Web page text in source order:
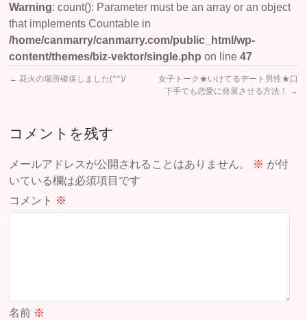
Warning: count(): Parameter must be an array or an object
that implements Countable in
/home/canmarry/canmarry.com/public_html/wp-
content/themes/biz-vektor/single.php on line47
← 花火の場所確保しました(^^)/
女子トーク★いけてるデート男性★口
下手でも恋愛に発展させる方法！
→
コメントを残す
メールアドレスが公開されることはありません。 ※ が付
いている欄は必須項目です
コメント ※
名前 ※